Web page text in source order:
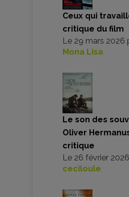
Ceux qui
critique du film
Le 29 mars 2026
Mona Lisa
Le son des
Oliver
critique
Le 26 février 2026
ceciloule